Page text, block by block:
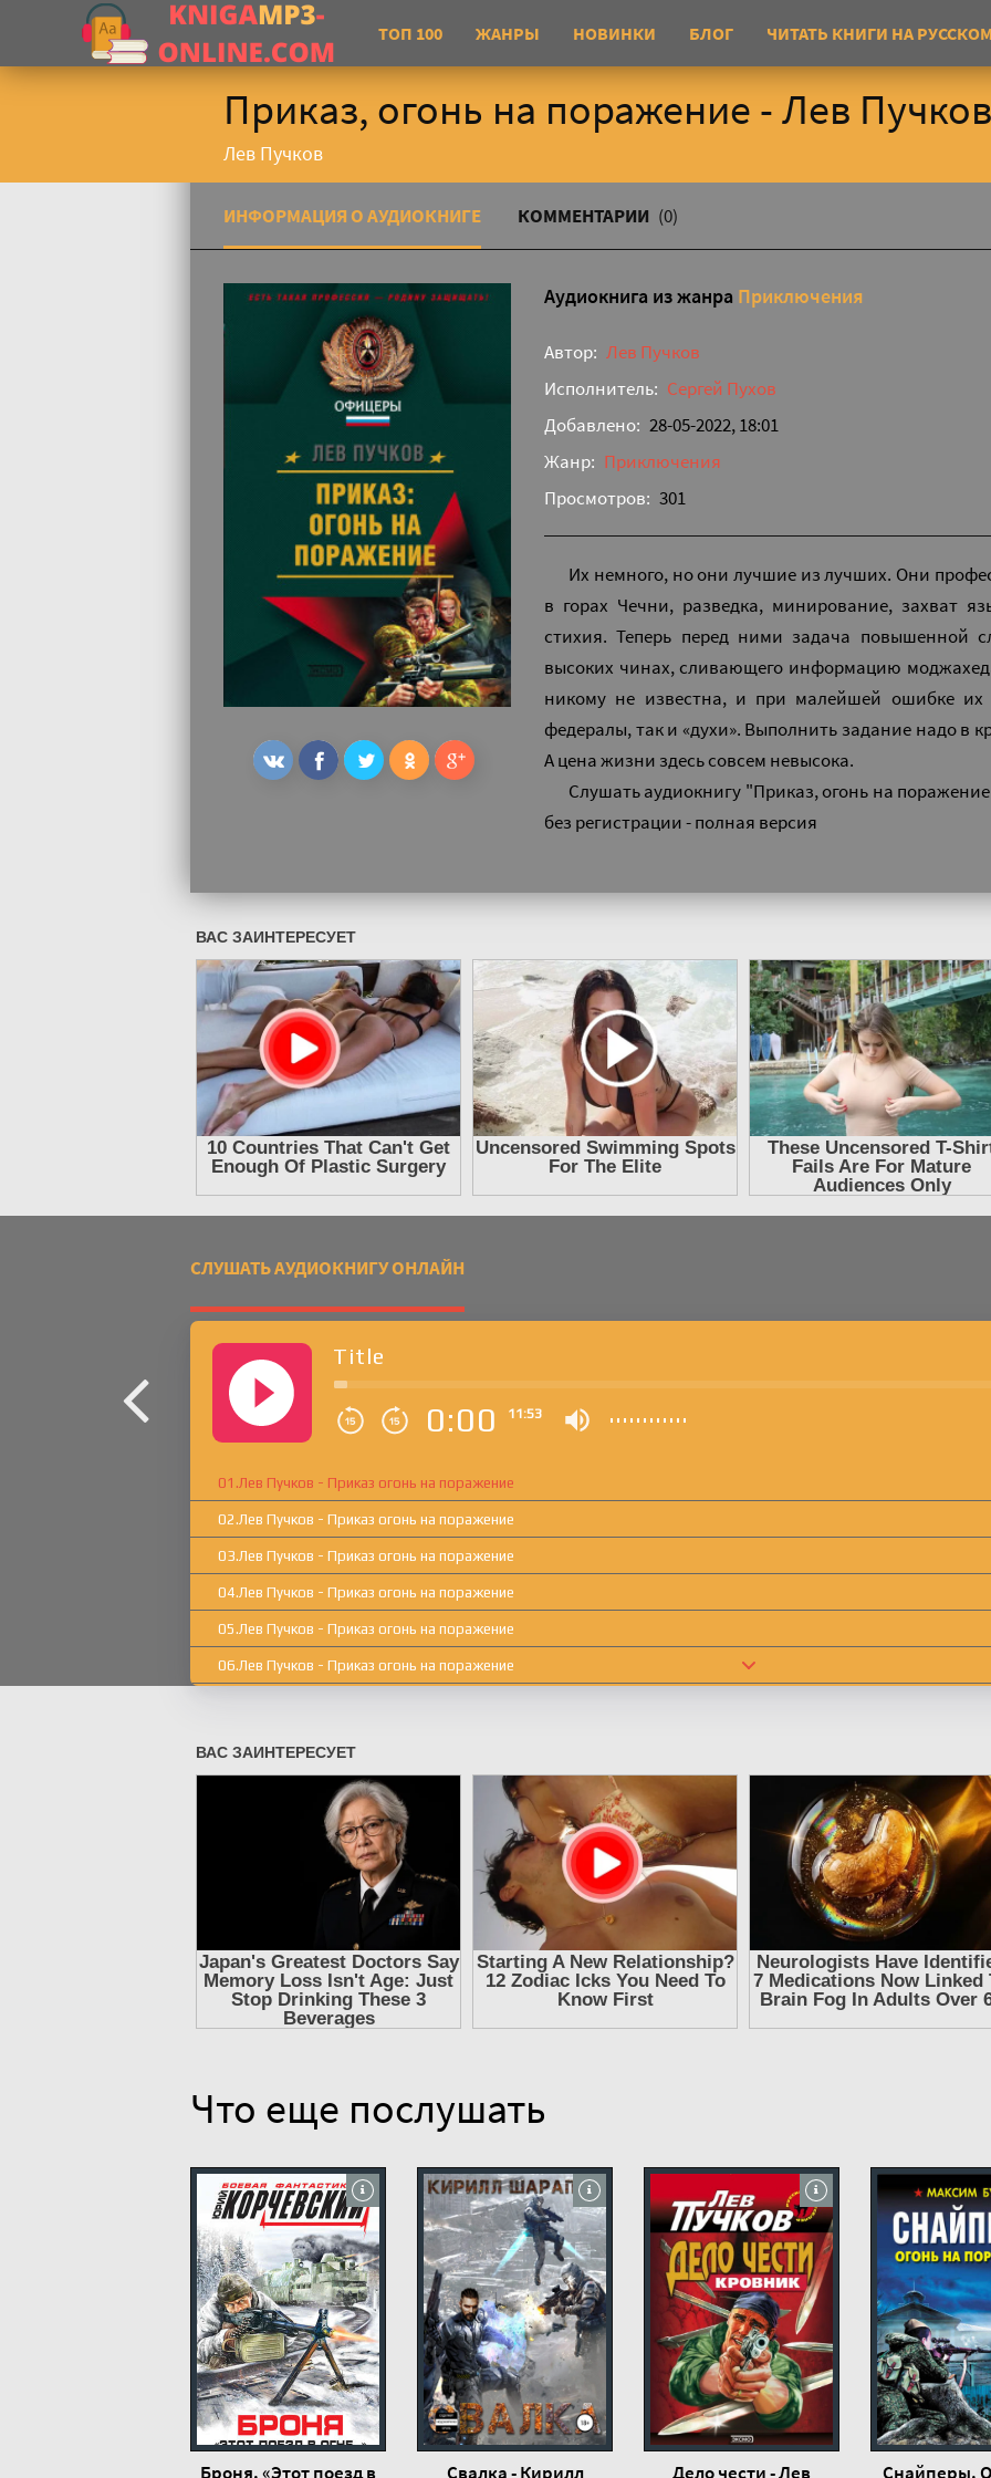
ТОП 100 ЖАНРЫ НОВИНКИ БЛОГ ЧИТАТЬ КНИГИ НА
Приказ, огонь на поражение - Лев Пучков
Лев Пучков
ИНФОРМАЦИЯ О АУДИОКНИГЕ КОММЕНТАРИИ (0)
Аудиокнига из жанра Приключения
Автор: Лев Пучков
Исполнитель: Сергей Пухов
Добавлено: 28-05-2022, 18:01
Жанр: Приключения
Просмотров: 301
Их немного, но они лучшие из лучших. Они
в горах Чечни, разведка, минирование, захват
стихия. Теперь перед ними задача повышенной
высоких чинах, сливающего информацию
никому не известна, и при малейшей ошибке
федералы, так и «духи». Выполнить задание надо в
А цена жизни здесь совсем невысока.
Слушать аудиокнигу "Приказ, огонь на
без регистрации - полная версия
СЛУШАТЬ АУДИОКНИГУ ОНЛАЙН
Title
0:00 11:53
01.Лев Пучков - Приказ огонь на поражение
02.Лев Пучков - Приказ огонь на поражение
03.Лев Пучков - Приказ огонь на поражение
04.Лев Пучков - Приказ огонь на поражение
05.Лев Пучков - Приказ огонь на поражение
06.Лев Пучков - Приказ огонь на поражение
09.Лев Пучков - Приказ огонь на поражение
10.Лев Пучков - Приказ огонь на поражение
11.Лев Пучков - Приказ огонь на поражение
12.Лев Пучков - Приказ огонь на поражение
13.Лев Пучков - Приказ огонь на поражение
14.Лев Пучков - Приказ огонь на поражение
15.Лев Пучков - Приказ огонь на поражение
16.Лев Пучков - Приказ огонь на поражение
18.Лев Пучков - Приказ огонь на поражение
20.Лев Пучков - Приказ огонь на поражение
21.Лев Пучков - Приказ огонь на поражение
22.Лев Пучков - Приказ огонь на поражение
23.Лев Пучков - Приказ огонь на поражение
24.Лев Пучков - Приказ огонь на поражение
25.Лев Пучков - Приказ огонь на поражение
26.Лев Пучков - Приказ огонь на поражение
27.Лев Пучков - Приказ огонь на поражение
28.Лев Пучков - Приказ огонь на поражение
Что еще послушать
Броня. «Этот поезд в Свалка - Кирилл Дело чести - Лев Снайперы.